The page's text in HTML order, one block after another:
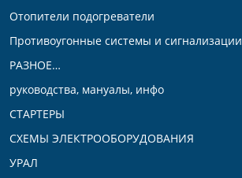
Отопители подогреватели
Противоугонные системы и сигнализации
РАЗНОЕ…
руководства, мануалы, инфо
СТАРТЕРЫ
СХЕМЫ ЭЛЕКТРООБОРУДОВАНИЯ
УРАЛ